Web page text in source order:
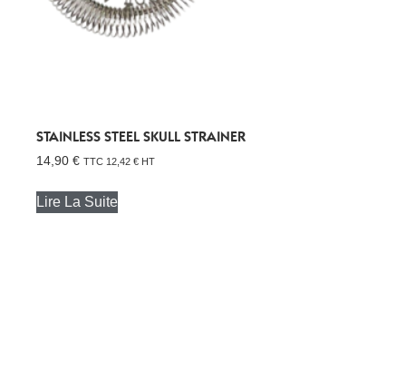
STAINLESS STEEL SKULL STRAINER
14,90 € TTC 12,42 € HT
Lire La Suite